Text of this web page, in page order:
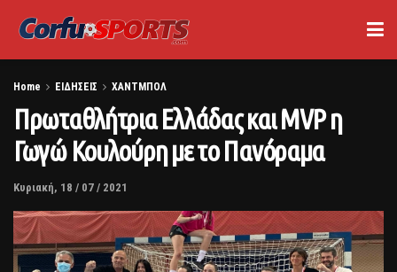
Home ΕΙΔΗΣΕΙΣ ΧΑΝΤΜΠΟΛ
Πρωταθλήτρια Ελλάδας και MVP η
Γωγώ Κουλούρη με το Πανόραμα
Κυριακή, 18 / 07 / 2021